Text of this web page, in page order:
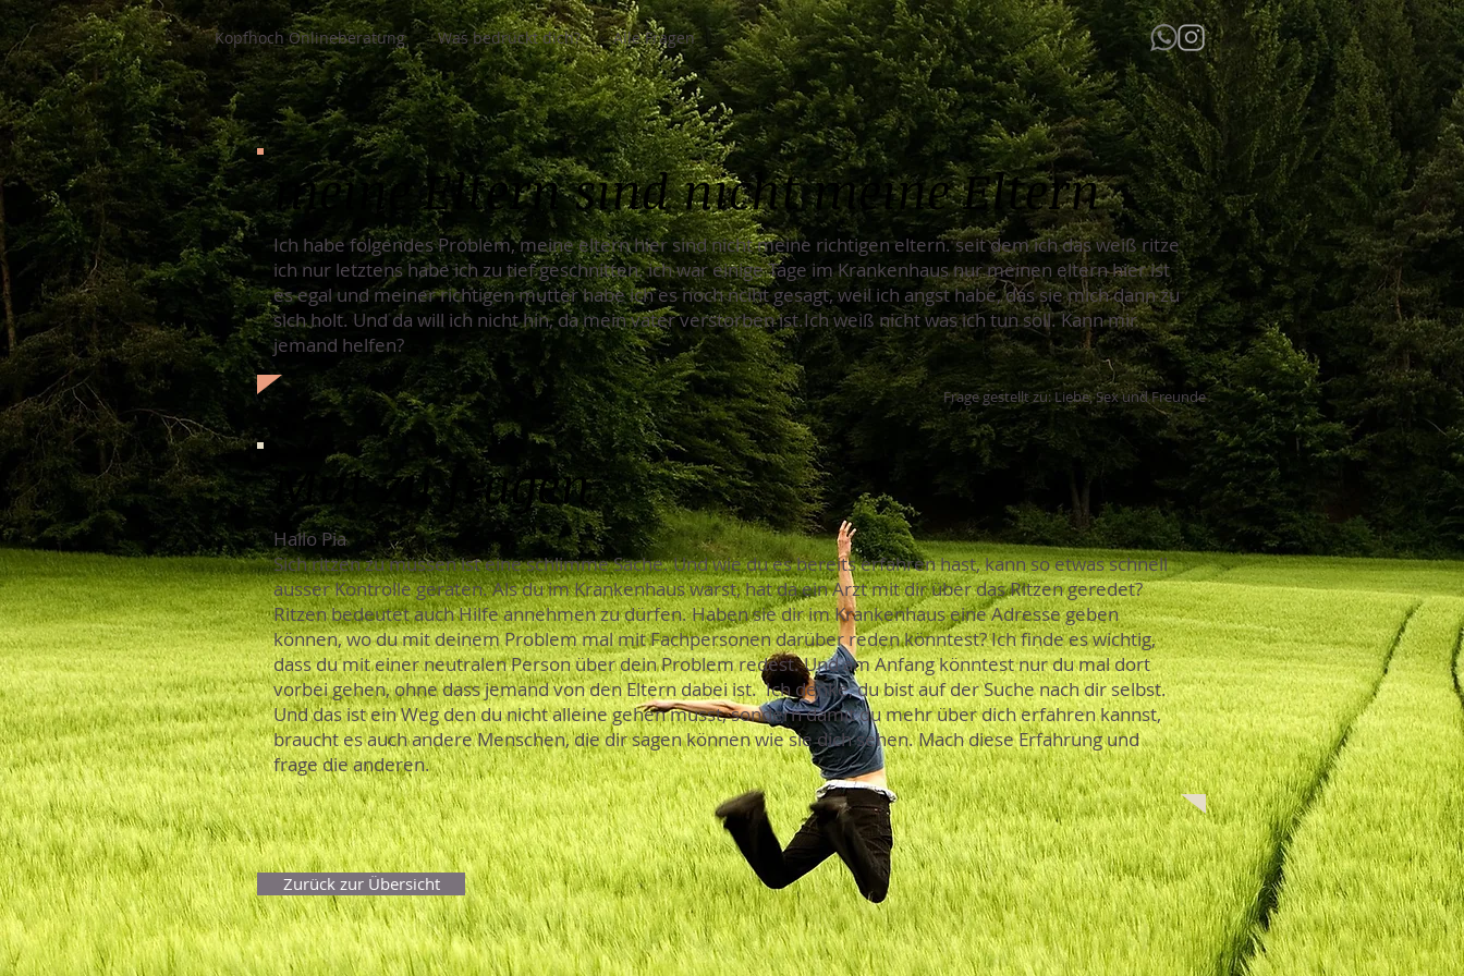
Kopfhoch Onlineberatung Was bedrückt dich? Alle Fragen
meine Eltern sind nicht meine Eltern
Ich habe folgendes Problem, meine eltern hier sind nicht meine richtigen eltern. seit dem ich das weiß ritze
ich nur letztens habe ich zu tief geschnitten. ich war einige Tage im Krankenhaus nur meinen eltern hier ist
es egal und meiner richtigen mutter habe ich es noch nciht gesagt, weil ich angst habe, das sie mich dann zu
sich holt. Und da will ich nicht hin, da mein vater verstorben ist.Ich weiß nicht was ich tun soll. Kann mir
jemand helfen?
Frage gestellt zu: Liebe, Sex und Freunde
Mut zu fragen
Hallo Pia
Sich ritzen zu müssen ist eine schlimme Sache. Und wie du es bereits erfahren hast, kann so etwas schnell
ausser Kontrolle geraten. Als du im Krankenhaus warst, hat da ein Arzt mit dir über das Ritzen geredet?
Ritzen bedeutet auch Hilfe annehmen zu dürfen. Haben sie dir im Krankenhaus eine Adresse geben
können, wo du mit deinem Problem mal mit Fachpersonen darüber reden könntest? Ich finde es wichtig,
dass du mit einer neutralen Person über dein Problem redest. Und am Anfang könntest nur du mal dort
vorbei gehen, ohne dass jemand von den Eltern dabei ist. Ich denke, du bist auf der Suche nach dir selbst.
Und das ist ein Weg den du nicht alleine gehen musst, sondern damit du mehr über dich erfahren kannst,
braucht es auch andere Menschen, die dir sagen können wie sie dich sehen. Mach diese Erfahrung und
frage die anderen.
Zurück zur Übersicht